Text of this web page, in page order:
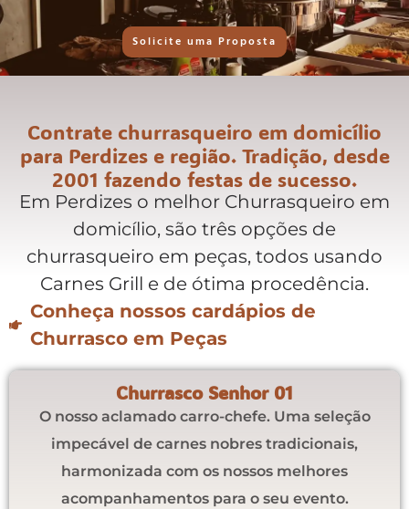
Solicite uma Proposta
Contrate churrasqueiro em domicílio
para Perdizes e região. Tradição, desde
2001 fazendo festas de sucesso.
Em Perdizes o melhor Churrasqueiro em
domicílio, são três opções de
churrasqueiro em peças, todos usando
Carnes Grill e de ótima procedência.
Conheça nossos cardápios de
Churrasco em Peças
Churrasco Senhor 01
O nosso aclamado carro-chefe. Uma seleção
impecável de carnes nobres tradicionais,
harmonizada com os nossos melhores
acompanhamentos para o seu evento.